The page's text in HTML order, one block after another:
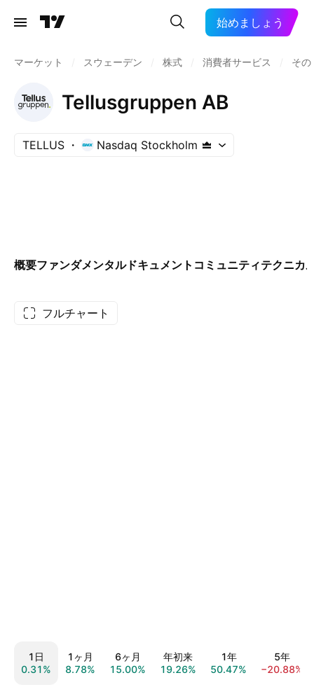
始めましょう
マーケット スウェーデン 株式 消費者サービス その
Tellusgruppen AB
TELLUS Nasdaq Stockholm
概要ファンダメンタルドキュメント コミュニティテクニカ
フルチャート
1日
0.31%
1ヶ月
8.78%
6ヶ月
15.00%
年初来
19.26%
1年
50.47%
5年
−20.88%